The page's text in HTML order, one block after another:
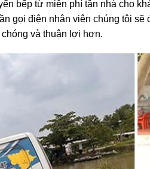
bếp từ miễn phí tận nhà cho
gọi điện nhân viên chúng tôi
và thuận lợi hơn.